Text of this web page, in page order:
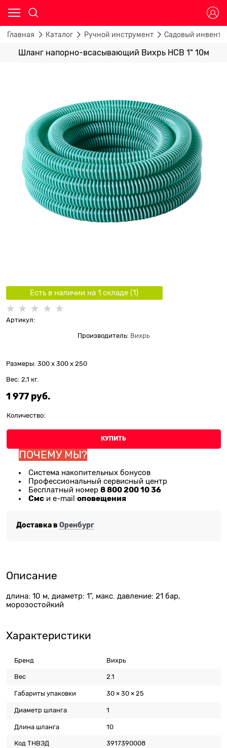
Главная Каталог Ручной инструмент Садовый
Шланг напорно-всасывающий Вихрь НСВ 1" 10м
Есть в наличии на 1 складe (1)
Артикул:
Производитель: Вихрь
Размеры: 300 x 300 x 250
Вес: 2,1 кг.
1 977 руб.
Количество:
КУПИТЬ
ПОЧЕМУ МЫ?
Система накопительных бонусов
Профессиональный сервисный центр
Бесплатный номер 8 800 200 10 36
Смс и e-mail оповещения
Доставка в Оренбург
Описание
длина: 10 м, диаметр: 1", макс. давление: 21 бар,
морозостойкий
Характеристики
Бренд Вихрь
Вес 2.1
Габариты упаковки 30 × 30 × 25
Диаметр шланга 1
Длина шланга 10
Код ТНВЭД 3917390008